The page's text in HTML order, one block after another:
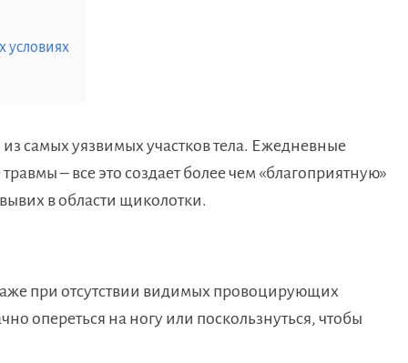
условиях
самых уязвимых участков тела. Ежедневные
– все это создает более чем «благоприятную»
в области щиколотки.
при отсутствии видимых провоцирующих
опереться на ногу или поскользнуться, чтобы